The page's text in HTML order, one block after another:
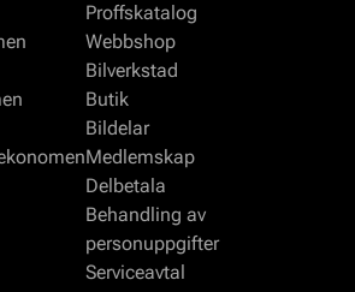
Proffskatalog
Webbshop
Bilverkstad
Butik
Bildelar
Medlemskap
Delbetala
Behandling av
personuppgifter
Serviceavtal